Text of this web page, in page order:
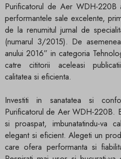
Purificatorul de Aer WDH-220B
performantele sale excelente,
de la renumitul jurnal de
(numarul 3/2015). De
anului 2016” in categoria
catre cititorii aceleasi
calitatea si eficienta.
Investiti in sanatatea si
Purificatorul de Aer WDH-220B.
si proaspat, imbunatatindu-va
elegant si eficient. Alegeti un
care ofera performanta si